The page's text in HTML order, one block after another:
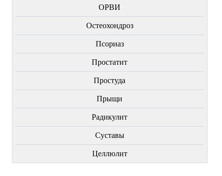
ОРВИ
Остеохондроз
Пcориаз
Простатит
Простуда
Прыщи
Радикулит
Суставы
Целлюлит